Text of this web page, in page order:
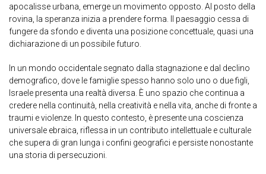
apocalisse urbana, emerge un movimento opposto. Al posto della
rovina, la speranza inizia a prendere forma. Il paesaggio cessa di
fungere da sfondo e diventa una posizione concettuale, quasi una
dichiarazione di un possibile futuro.
In un mondo occidentale segnato dalla stagnazione e dal declino
demografico, dove le famiglie spesso hanno solo uno o due figli,
Israele presenta una realtà diversa. È uno spazio che continua a
credere nella continuità, nella creatività e nella vita, anche di fronte a
traumi e violenze. In questo contesto, è presente una coscienza
universale ebraica, riflessa in un contributo intellettuale e culturale
che supera di gran lunga i confini geografici e persiste nonostante
una storia di persecuzioni.